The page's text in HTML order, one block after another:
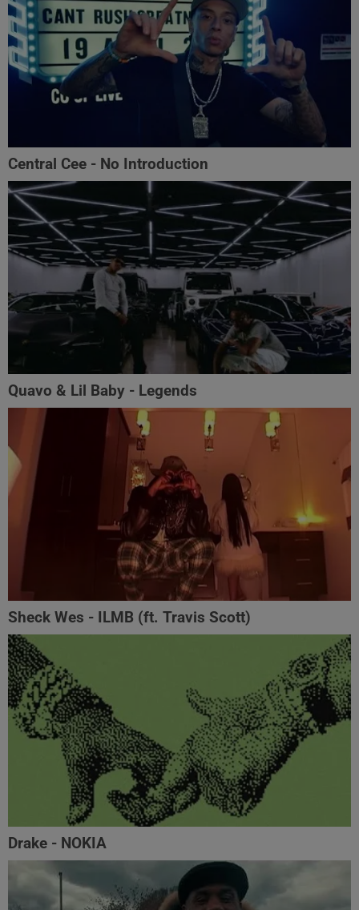
Central Cee - No Introduction
Quavo & Lil Baby - Legends
Sheck Wes - ILMB (ft. Travis Scott)
Drake - NOKIA